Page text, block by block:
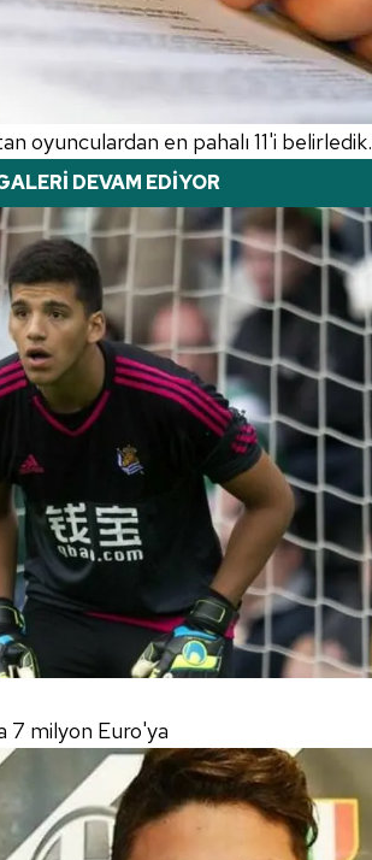
oyunculardan en pahalı 11'i belirledik.
DEVAM EDİYOR
7 milyon Euro'ya